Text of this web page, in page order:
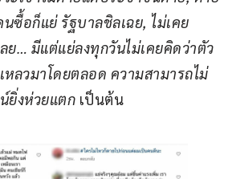
ซื้อก็แย่ รัฐบาลชิลเฉย, ไม่​เคย​
ย… มีแต่แย่​ลงทุกวันไม่เคยคิดว่า​ตัว
หลว​มาโดยตลอด ​ความ​สามารถ​ไม่​
ยิ่ง​ห่วยแตก​ เป็นต้น